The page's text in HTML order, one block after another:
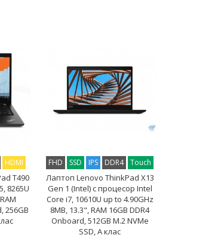
HDMI
T490
8265U
256GB
FHD SSD IPS DDR4 Touch
Лаптоп Lenovo ThinkPad X13
Gen 1 (Intel) с процесор Intel
Core i7, 10610U up to 4.90GHz
8MB, 13.3", RAM 16GB DDR4
Onboard, 512GB M.2 NVMe
SSD, A клас